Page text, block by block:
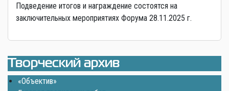
Подведение итогов и награждение состоятся на
заключительных мероприятиях Форума 28.11.2025 г.
Творческий архив
«Объектив»